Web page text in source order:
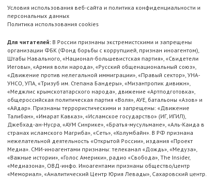
Условия использования веб-сайта и политика конфиденциальности и
персональных данных
Политика использования cookies
Для читателей: В России признаны экстремистскими и запрещены
организации ФБК (Фонд борьбы с коррупцией, признан иноагентом),
Штабы Навального, «Национал-большевистская партия», «Свидетели
Иеговы», «Армия воли народа», «Русский общенациональный союз»,
«Движение против нелегальной иммиграции», «Правый сектор», УНА-
УНСО, УПА, «Тризуб им. Степана Бандеры», «Мизантропик дивижн»,
«Меджлис крымскотатарского народа», движение «Артподготовка»,
общероссийская политическая партия «Воля», АУЕ, батальоны «Азов» и
«Айдар». Признаны террористическими и запрещены: «Движение
Талибан», «Имарат Кавказ», «Исламское государство» (ИГ, ИГИЛ),
Джебхад-ан-Нусра, «АУМ Синрике», «Братья-мусульмане», «Аль-Каида в
странах исламского Магриба», «Сеть», «Колумбайн». В РФ признана
нежелательной деятельность «Открытой России», издания «Проект
Медиа». СМИ-иноагентами признаны: телеканал «Дождь», «Медуза»,
«Важные истории», «Голос Америки», радио «Свобода», The Insider,
«Медиазона», ОВД-инфо. Иноагентами признаны общество/центр
«Мемориал», «Аналитический Центр Юрия Левады», Сахаровский центр.